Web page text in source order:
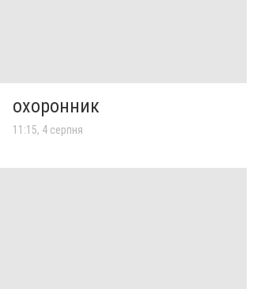
охоронник
11:15, 4 серпня